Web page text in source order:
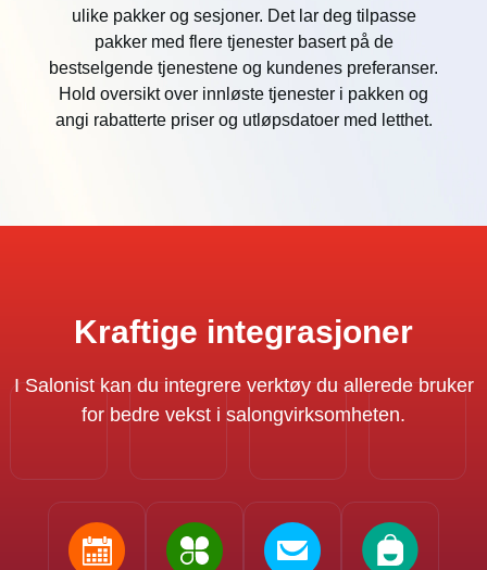
ulike pakker og sesjoner. Det lar deg tilpasse
pakker med flere tjenester basert på de
bestselgende tjenestene og kundenes preferanser.
Hold oversikt over innløste tjenester i pakken og
angi rabatterte priser og utløpsdatoer med letthet.
Kraftige integrasjoner
I Salonist kan du integrere verktøy du allerede bruker
for bedre vekst i salongvirksomheten.